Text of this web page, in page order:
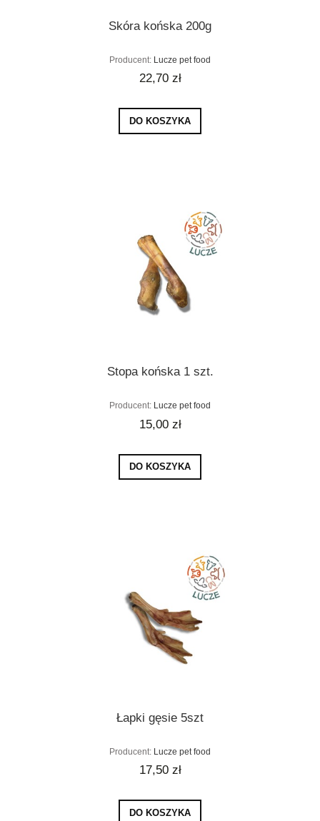
Skóra końska 200g
Producent: Lucze pet food
22,70 zł
DO KOSZYKA
Stopa końska 1 szt.
Producent: Lucze pet food
15,00 zł
DO KOSZYKA
Łapki gęsie 5szt
Producent: Lucze pet food
17,50 zł
DO KOSZYKA